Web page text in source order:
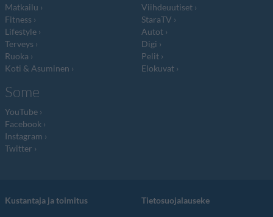
Matkailu
Fitness
Lifestyle
Terveys
Ruoka
Koti & Asuminen
Viihdeuutiset
StaraTV
Autot
Digi
Pelit
Elokuvat
Some
YouTube
Facebook
Instagram
Twitter
Kustantaja ja toimitus Tietosuojalauseke